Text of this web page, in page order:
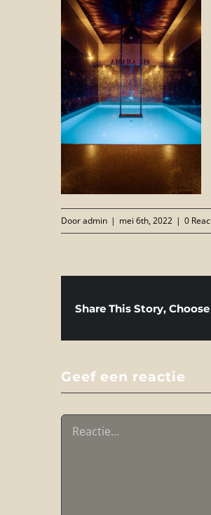
Dooradmin | mei 6th, 2022 | 0
Share This Story,
Geef een reactie
Reactie